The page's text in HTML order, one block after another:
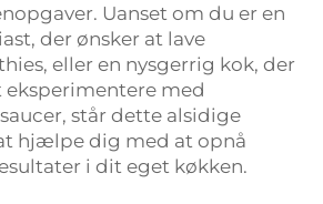
Uanset om du er en
der ønsker at lave
eller en nysgerrig kok, der
med
står dette alsidige
hjælpe dig med at opnå
i dit eget køkken.